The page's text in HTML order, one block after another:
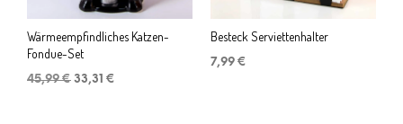
Wärmeempfindliches Katzen-
Fondue-Set
45,99€ Ursprünglicher
33,31 €
Besteck Serviettenhalter
7,99 €